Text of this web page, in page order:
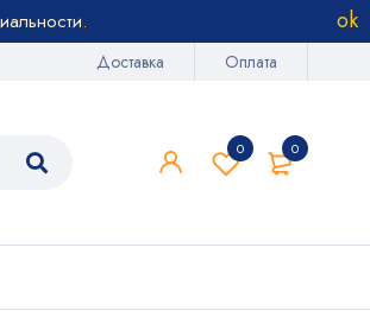
.
Доставка Оплата
0
0